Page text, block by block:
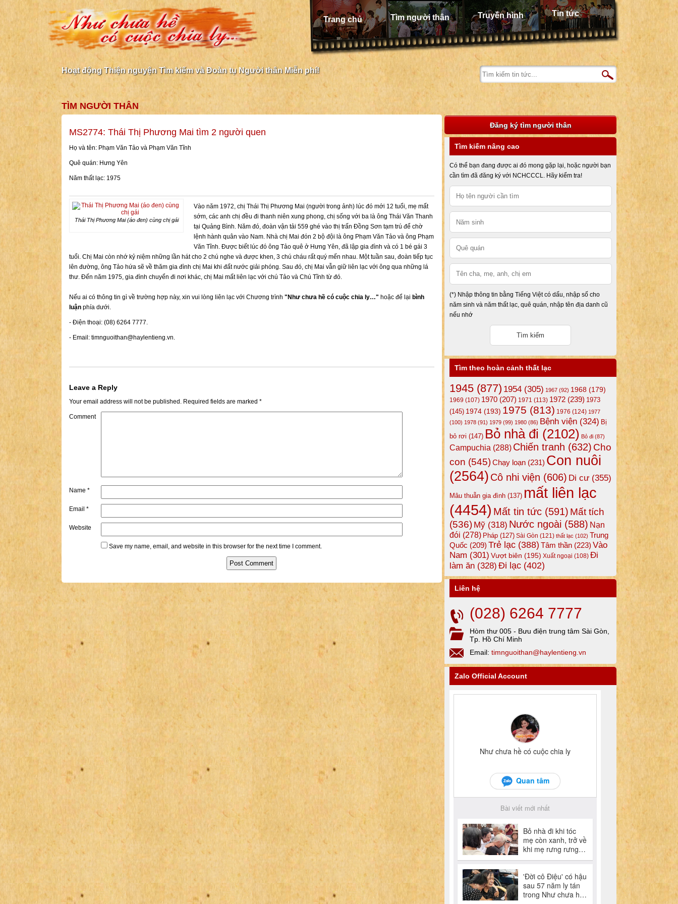
Trang chủ Tìm người thân Truyền hình Tin tức
Hoạt động Thiện nguyện Tìm kiếm và Đoàn tụ Người thân Miễn phí!
TÌM NGƯỜI THÂN
MS2774: Thái Thị Phương Mai tìm 2 người quen
Họ và tên: Phạm Văn Tảo và Phạm Văn Tĩnh
Quê quán: Hưng Yên
Năm thất lạc: 1975
Thái Thị Phương Mai (áo đen) cùng chị gái
Vào năm 1972, chị Thái Thị Phương Mai (người trong ảnh) lúc đó mới 12 tuổi, mẹ mất
sớm, các anh chị đều đi thanh niên xung phong, chị sống với ba là ông Thái Văn Thanh
tại Quảng Bình. Năm đó, đoàn vận tải 559 ghé vào thị trấn Đồng Sơn tạm trú để chờ
lệnh hành quân vào Nam. Nhà chị Mai đón 2 bộ đội là ông Phạm Văn Tảo và ông Phạm
Văn Tĩnh. Được biết lúc đó ông Tảo quê ở Hưng Yên, đã lập gia đình và có 1 bé gái 3
tuổi. Chị Mai còn nhớ kỷ niệm những lần hát cho 2 chú nghe và được khen, 3 chú cháu rất quý mến nhau. Một tuần sau, đoàn tiếp tục
lên đường, ông Tảo hứa sẽ về thăm gia đình chị Mai khi đất nước giải phóng. Sau đó, chị Mai vẫn giữ liên lạc với ông qua những lá
thư. Đến năm 1975, gia đình chuyển đi nơi khác, chị Mai mất liên lạc với chú Tảo và Chú Tĩnh từ đó.
Nếu ai có thông tin gì về trường hợp này, xin vui lòng liên lạc với Chương trình "Như chưa hề có cuộc chia ly…" hoặc để lại bình
luận phía dưới.
- Điện thoại: (08) 6264 7777.
- Email: timnguoithan@haylentieng.vn.
Leave a Reply
Your email address will not be published. Required fields are marked *
Comment
Name *
Email *
Website
Save my name, email, and website in this browser for the next time I comment.
Đăng ký tìm người thân
Tìm kiếm nâng cao
Có thể bạn đang được ai đó mong gặp lại, hoặc người bạn
cần tìm đã đăng ký với NCHCCCL. Hãy kiểm tra!
(*) Nhập thông tin bằng Tiếng Việt có dấu, nhập số cho
năm sinh và năm thất lạc, quê quán, nhập tên địa danh cũ
nếu nhớ
Tìm theo hoàn cảnh thất lạc
1945 (877) 1954 (305) 1967 (92) 1968 (179)
1969 (107) 1970 (207) 1971 (113) 1972 (239) 1973
(145) 1974 (193) 1975 (813) 1976 (124) 1977
(100) 1978 (91) 1979 (99) 1980 (86) Bệnh viện (324) Bị
bỏ rơi (147) Bỏ nhà đi (2102) Bỏ đi (87)
Campuchia (288) Chiến tranh (632) Cho
con (545)Chạy loạn (231) Con nuôi
(2564) Cô nhi viện (606) Di cư (355)
Mâu thuẫn gia đình (137) mất liên lạc
(4454) Mất tin tức (591) Mất tích
(536) Mỹ (318) Nước ngoài (588) Nạn
đói (278) Pháp (127) Sài Gòn (121) thất lạc (102) Trung
Quốc (209) Trẻ lạc (388) Tâm thần (223) Vào
Nam (301) Vượt biên (195) Xuất ngoại (108) Đi
làm ăn (328) Đi lạc (402)
Liên hệ
(028) 6264 7777
Hòm thư 005 - Bưu điện trung tâm Sài Gòn,
Tp. Hồ Chí Minh
Email: timnguoithan@haylentieng.vn
Zalo Official Account